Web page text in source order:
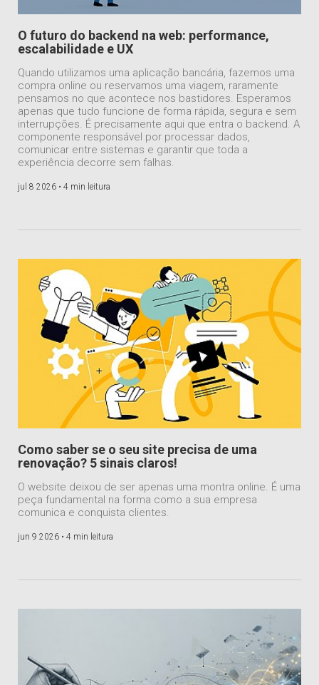
O futuro do backend na web: performance,
escalabilidade e UX
Quando utilizamos uma aplicação bancária, fazemos uma
compra online ou reservamos uma viagem, raramente
pensamos no que acontece nos bastidores. Esperamos
apenas que tudo funcione de forma rápida, segura e sem
interrupções. É precisamente aqui que entra o backend. A
componente responsável por processar dados,
comunicar entre sistemas e garantir que toda a
experiência decorre sem falhas.
jul 8 2026 • 4 min leitura
Como saber se o seu site precisa de uma
renovação? 5 sinais claros!
O website deixou de ser apenas uma montra online. É uma
peça fundamental na forma como a sua empresa
comunica e conquista clientes.
jun 9 2026 • 4 min leitura